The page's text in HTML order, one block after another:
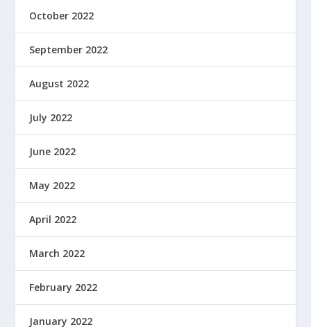
October 2022
September 2022
August 2022
July 2022
June 2022
May 2022
April 2022
March 2022
February 2022
January 2022